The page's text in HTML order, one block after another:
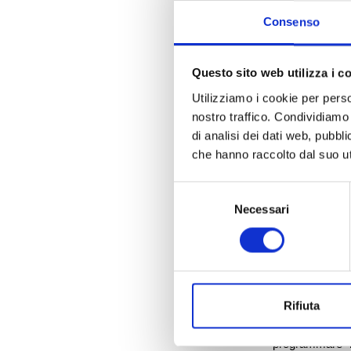
Consenso
Questo sito web utilizza i
Utilizziamo i cookie per
nostro traffico.
di analisi dei dati web,
che hanno raccolto dal suo
Necessari
Rifiuta
Una
accedere ai
In
esaminato in
opere
rispetto a
Infatti anche
enti costi
Sono ben29